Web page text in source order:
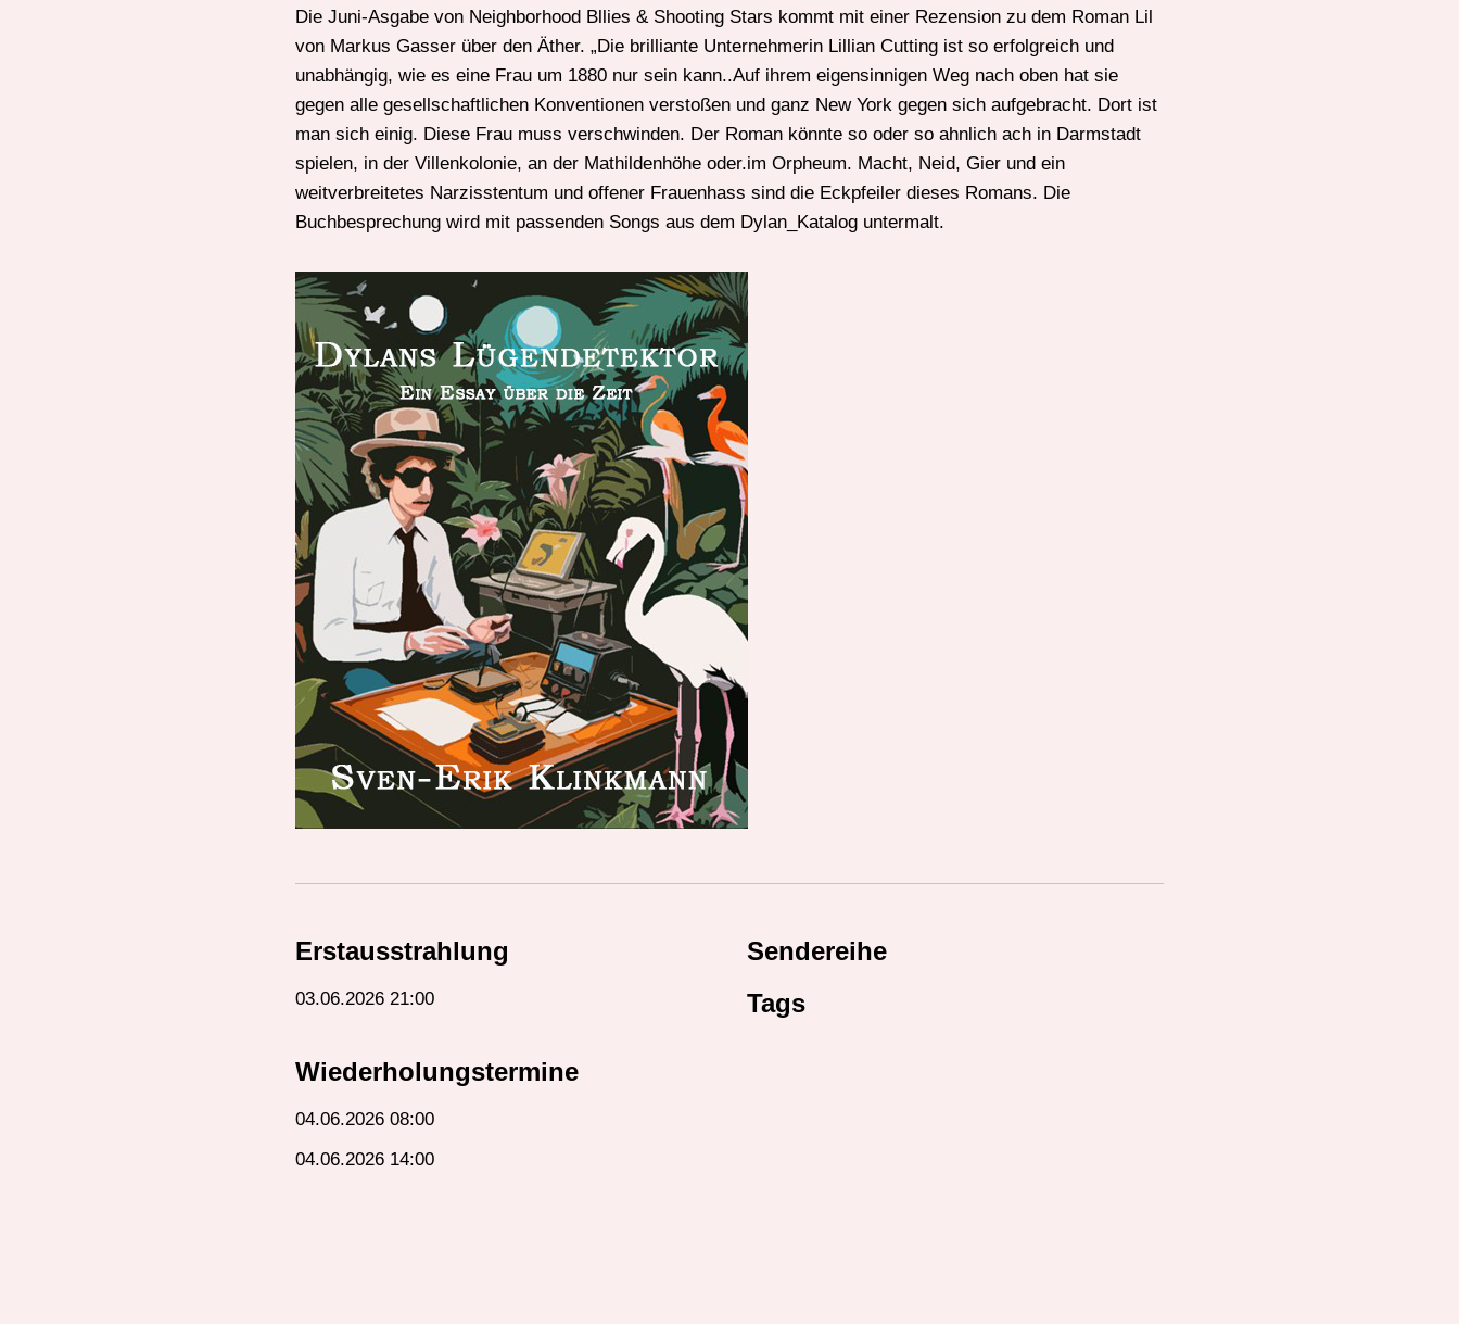
Die Juni-Asgabe von Neighborhood Bllies & Shooting Stars kommt mit einer Rezension zu dem Roman Lil
von Markus Gasser über den Äther. „Die brilliante Unternehmerin Lillian Cutting ist so erfolgreich und
unabhängig, wie es eine Frau um 1880 nur sein kann..Auf ihrem eigensinnigen Weg nach oben hat sie
gegen alle gesellschaftlichen Konventionen verstoßen und ganz New York gegen sich aufgebracht. Dort ist
man sich einig. Diese Frau muss verschwinden. Der Roman könnte so oder so ahnlich ach in Darmstadt
spielen, in der Villenkolonie, an der Mathildenhöhe oder.im Orpheum. Macht, Neid, Gier und ein
weitverbreitetes Narzisstentum und offener Frauenhass sind die Eckpfeiler dieses Romans. Die
Buchbesprechung wird mit passenden Songs aus dem Dylan_Katalog untermalt.
Erstausstrahlung
03.06.2026 21:00
Wiederholungstermine
04.06.2026 08:00
04.06.2026 14:00
Sendereihe
Tags